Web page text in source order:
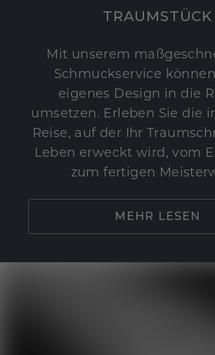
TRAUMSTÜCK
Mit unserem
Schmuckservice
eigenes Design in die
umsetzen. Erleben Sie die
Reise, auf der Ihr
Leben erweckt wird, vom
zum fertigen
MEHR LESEN